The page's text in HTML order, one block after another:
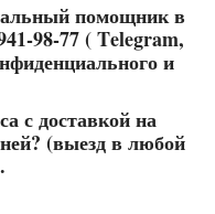
помощник в
98-77 ( Telegram,
и
с доставкой на
(выезд в любой